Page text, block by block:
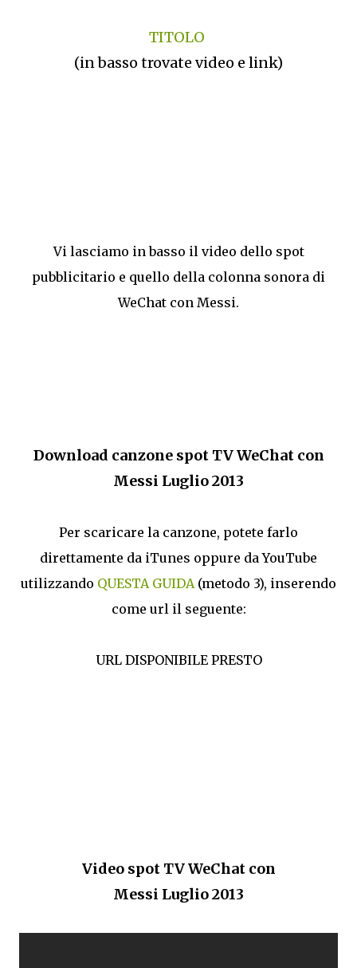
TITOLO
(in basso trovate video e link)
Vi lasciamo in basso il video dello spot
pubblicitario e quello della colonna sonora di
WeChat con Messi.
Download canzone spot TV WeChat con
Messi Luglio 2013
Per scaricare la canzone, potete farlo
direttamente da iTunes oppure da YouTube
utilizzando QUESTA GUIDA (metodo 3), inserendo
come url il seguente:
URL DISPONIBILE PRESTO
Video spot TV WeChat con
Messi Luglio 2013